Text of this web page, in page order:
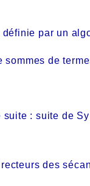
définie par un
sommes de
suite : suite de
des